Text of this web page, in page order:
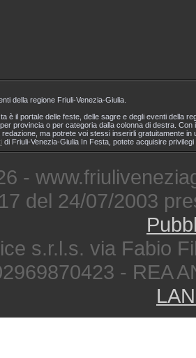
della regione Friuli-Venezia-Giulia.
è il portale delle feste, delle sagre e degli eventi della
provincia o per categoria dalla colonna di destra.
ma potrete voi stessi inserirli gratuitamente
di Friuli-Venezia-Giulia In Festa, potete acquisire
-
del 24/07/2003
s.r.l.s. via Fabio
- REA